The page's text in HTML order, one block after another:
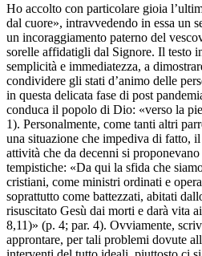
Ho accolto con particolare gioia
dal cuore», intravvedendo in essa un
un incoraggiamento paterno del
sorelle affidatigli dal Signore. Il testo
semplicità e immediatezza, a
condividere gli stati d’animo delle
in questa delicata fase di post
conduca il popolo di Dio: «verso la
1). Personalmente, come tanti altri
una situazione che impediva di fatto,
attività che da decenni si
tempistiche: «Da qui la sfida che
cristiani, come ministri ordinati e
soprattutto come battezzati, abitati
risuscitato Gesù dai morti e darà vita
8,11)» (p. 4; par. 4). Ovviamente,
approntare, per tali problemi dovute